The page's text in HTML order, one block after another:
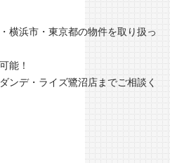
横浜市・東京都の物件を取り扱っ
能！
ンデ・ライズ鷺沼店までご相談く